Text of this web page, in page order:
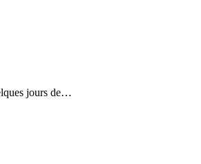
jours de…